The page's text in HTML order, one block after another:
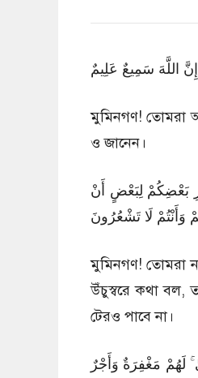
إِنَّ اللَّهَ سَمِيعٌ عَلِيمٌ
মুমিনগণ! তোমরা
ও জানেন।
بَعْضِكُمْ لِبَعْضٍ أَنْ
وَأَنْتُمْ لَا تَشْعُرُونَ
মুমিনগণ! তোমরা
উঁচুস্বরে কথা বল,
টেরও পাবে না।
لَهُمْ مَغْفِرَةٌ وَأَجْرٌ